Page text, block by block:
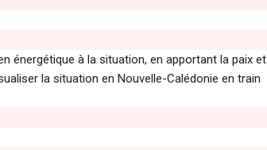
énergétique à la situation, en apportant la paix et
la situation en Nouvelle-Calédonie en train